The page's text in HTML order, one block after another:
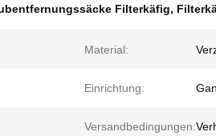
Filterkäfig,
Material:
Einrichtung:
Versandbedingungen: